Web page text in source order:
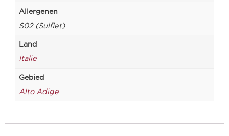
Allergenen
S02 (Sulfiet)
Land
Italie
Gebied
Alto Adige